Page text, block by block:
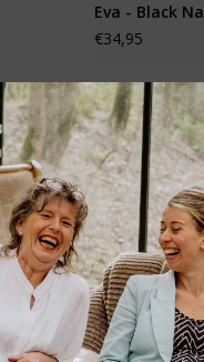
Eva - Black
€34,95